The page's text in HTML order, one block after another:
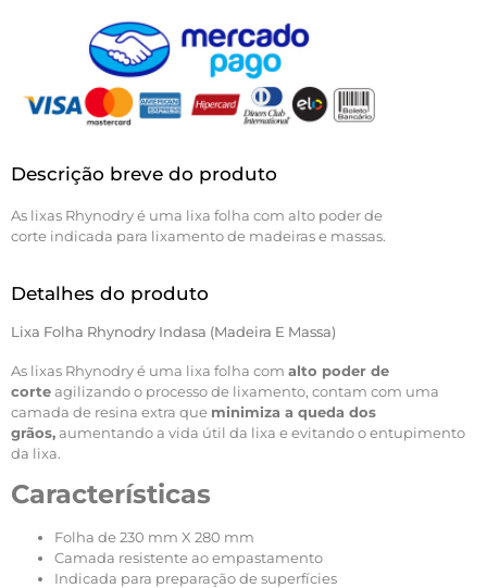
Descrição breve do produto
As lixas Rhynodry é uma lixa folha com alto poder de
corte indicada para lixamento de madeiras e massas.
Detalhes do produto
Lixa Folha Rhynodry Indasa (madeira E Massa)
As lixas Rhynodry é uma lixa folha com alto poder de
corteagilizando o processo de lixamento, contam com uma
camada de resina extra que minimiza a queda dos
grãos,aumentando a vida útil da lixa e evitando o entupimento
da lixa.
Características
Folha de 230 mm X 280 mm
Camada resistente ao empastamento
Indicada para preparação de superfícies